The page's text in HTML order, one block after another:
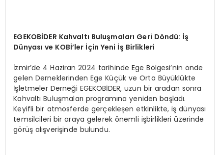
EGEKOBİDER Kahvaltı Buluşmaları Geri Döndü: İş
Dünyası ve KOBİ’ler İçin Yeni İş Birlikleri
İzmir’de 4 Haziran 2024 tarihinde Ege Bölgesi’nin önde
gelen Derneklerinden Ege Küçük ve Orta Büyüklükte
İşletmeler Derneği EGEKOBİDER, uzun bir aradan sonra
Kahvaltı Buluşmaları programına yeniden başladı.
Keyifli bir atmosferde gerçekleşen etkinlikte, iş dünyası
temsilcileri bir araya gelerek önemli işbirlikleri üzerinde
görüş alışverişinde bulundu.